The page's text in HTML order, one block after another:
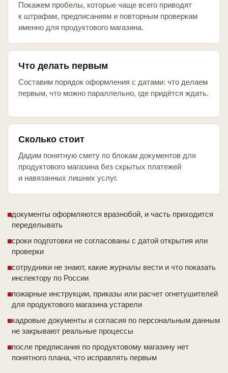
Покажем пробелы, которые чаще всего приводят
к штрафам, предписаниям и повторным проверкам
именно для продуктового магазина.
Что делать первым
Составим порядок оформления с датами: что делаем
первым, что можно параллельно, где придётся ждать.
Сколько стоит
Дадим понятную смету по блокам документов для
продуктового магазина без скрытых платежей
и навязанных лишних услуг.
документы оформляются вразнобой, и часть приходится
переделывать
сроки подготовки не согласованы с датой открытия или
проверки
сотрудники не знают, какие журналы вести и что показать
инспектору по России
пожарные инструкции, приказы или расчет огнетушителей
для продуктового магазина устарели
кадровые документы и согласия по персональным данным
не закрывают реальные процессы
после предписания по продуктовому магазину нет
понятного плана, что исправлять первым